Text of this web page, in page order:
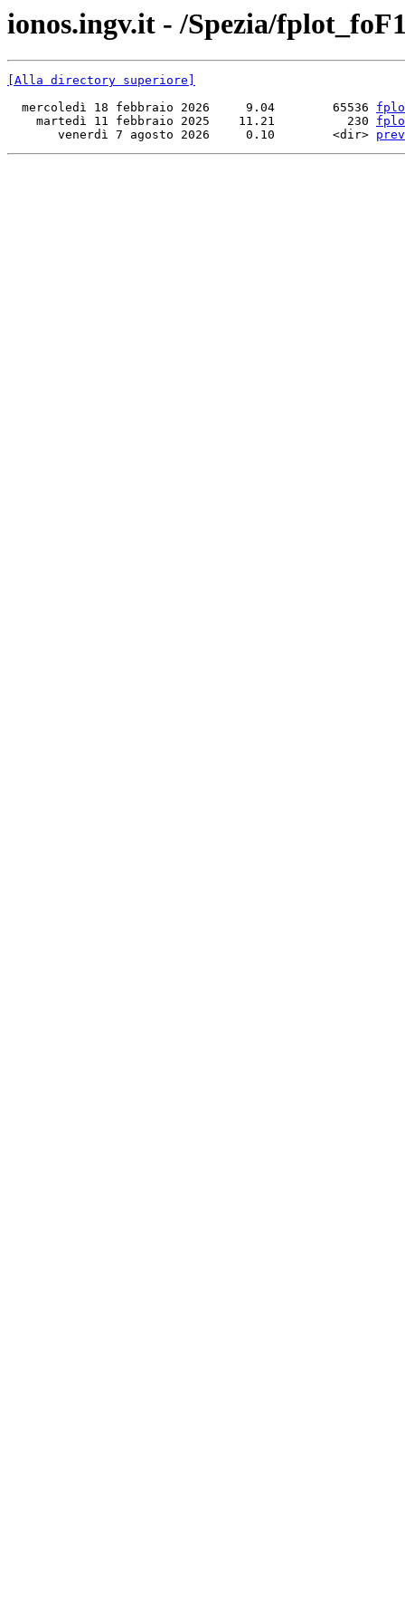
ionos.ingv.it - /Spezia/
[Alla directory superiore]
  mercoledì 18 febbraio 2026     9.04        65536
    martedì 11 febbraio 2025    11.21          230
       venerdì 7 agosto 2026     0.10        <dir>